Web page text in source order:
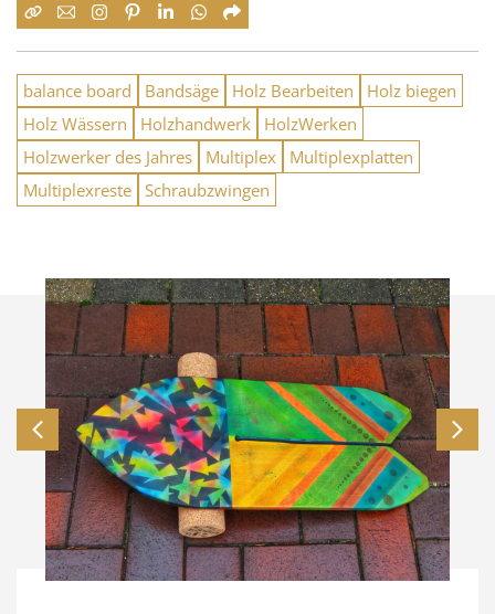
balance board Bandsäge Holz Bearbeiten
Holz biegen
Holz Wässern
Holzhandwerk
HolzWerken
Holzwerker des Jahres
Multiplex
Multiplexplatten
Multiplexreste Schraubzwingen